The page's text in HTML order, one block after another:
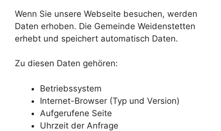
Wenn Sie unsere Webseite besuchen, werden
Daten erhoben. Die Gemeinde Weidenstetten
erhebt und speichert automatisch Daten.
Zu diesen Daten gehören:
Betriebssystem
Internet-Browser (Typ und Version)
Aufgerufene Seite
Uhrzeit der Anfrage